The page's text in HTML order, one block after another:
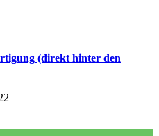
(direkt hinter den